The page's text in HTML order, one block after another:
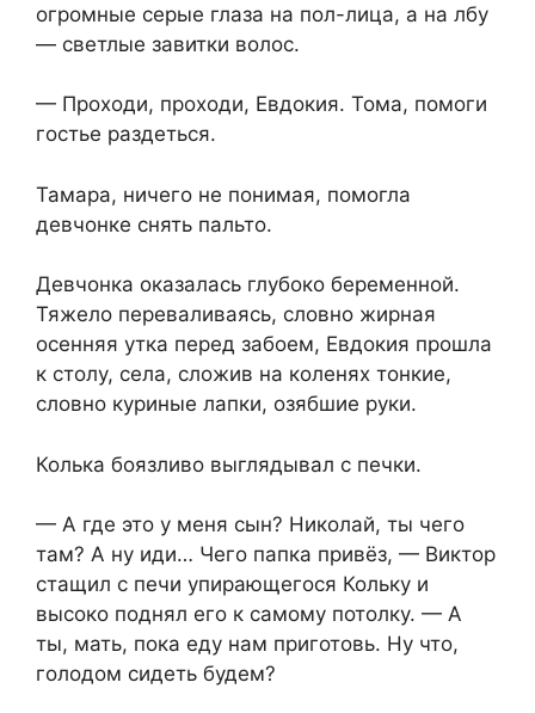
огромные серые глаза на пол-лица, а на лбу
— светлые завитки волос.
— Проходи, проходи, Евдокия. Тома, помоги
гостье раздеться.
Тамара, ничего не понимая, помогла
девчонке снять пальто.
Девчонка оказалась глубоко беременной.
Тяжело переваливаясь, словно жирная
осенняя утка перед забоем, Евдокия прошла
к столу, села, сложив на коленях тонкие,
словно куриные лапки, озябшие руки.
Колька боязливо выглядывал с печки.
— А где это у меня сын? Николай, ты чего
там? А ну иди… Чего папка привёз, — Виктор
стащил с печи упирающегося Кольку и
высоко поднял его к самому потолку. — А
ты, мать, пока еду нам приготовь. Ну что,
голодом сидеть будем?